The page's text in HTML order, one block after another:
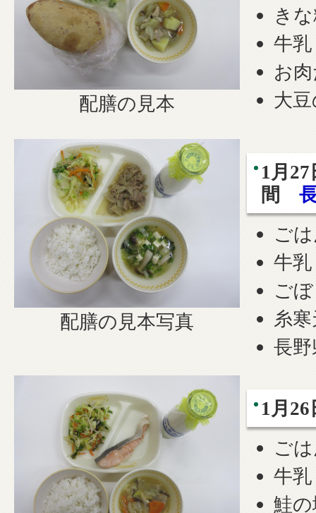
配膳の見本
き
牛乳
お
大
配膳の見本写真
1月
間
ご
牛乳
ご
糸
長
1月26
ご
牛乳
鮭